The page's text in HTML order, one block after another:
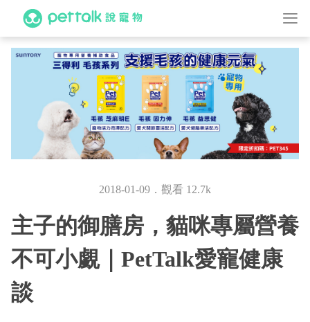
2018-01-09．觀看 12.7k
主子的御膳房，貓咪專屬營養
不可小覷｜PetTalk愛寵健康
談